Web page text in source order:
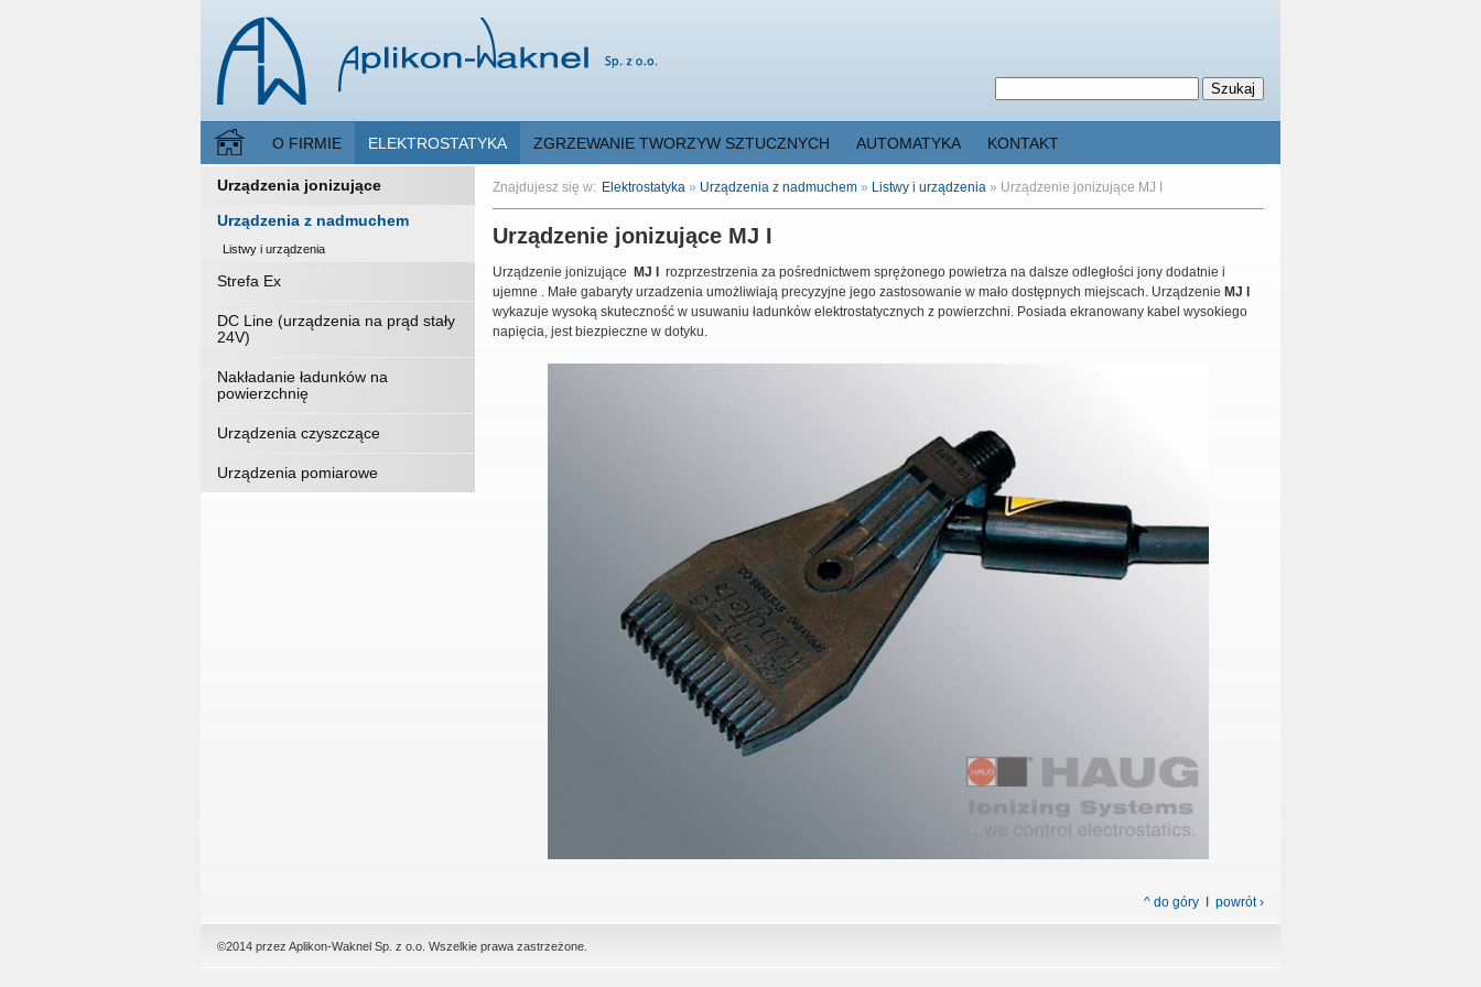
O FIRMIE ELEKTROSTATYKA ZGRZEWANIE TWORZYW SZTUCZNYCH AUTOMATYKA KONTAKT
Urządzenia jonizujące
Urządzenia z nadmuchem
Listwy i urządzenia
Strefa Ex
DC Line (urządzenia na prąd stały
24V)
Nakładanie ładunków na
powierzchnię
Urządzenia czyszczące
Urządzenia pomiarowe
Znajdujesz się w: Elektrostatyka » Urządzenia z nadmuchem » Listwy i urządzenia » Urządzenie jonizujące MJ I
Urządzenie jonizujące MJ I
Urządzenie jonizujące MJ I
rozprzestrzenia za pośrednictwem sprężonego powietrza na dalsze odległości jony dodatnie i
ujemne . Małe gabaryty urzadzenia umożliwiają precyzyjne jego zastosowanie w mało dostępnych miejscach. Urządzenie MJ I
wykazuje wysoką skuteczność w usuwaniu ładunków elektrostatycznych z powierzchni. Posiada ekranowany kabel wysokiego
napięcia, jest biezpieczne w dotyku.
^ do góry powrót ›
©2014 przez Aplikon-Waknel Sp. z o.o. Wszelkie prawa zastrzeżone.